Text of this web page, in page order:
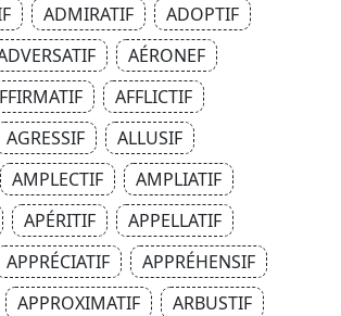
ADMIRATIF
ADOPTIF
AÉRONEF
AFFLICTIF
AGRESSIF
ALLUSIF
AMPLECTIF
AMPLIATIF
APÉRITIF
APPELLATIF
APPRÉCIATIF
APPRÉHENSIF
APPROXIMATIF
ARBUSTIF